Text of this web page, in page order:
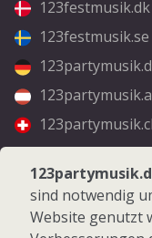
123festmusik.dk
123festmusik.se
Folgen Sie uns
Facebook
Instagram
sind notwendig
Website genutzt